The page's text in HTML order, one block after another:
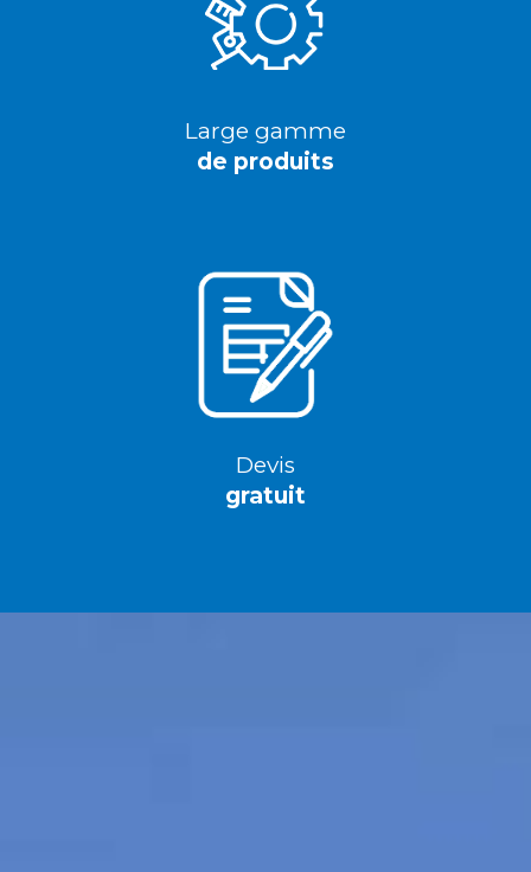
Large gamme
de produits
Devis
gratuit